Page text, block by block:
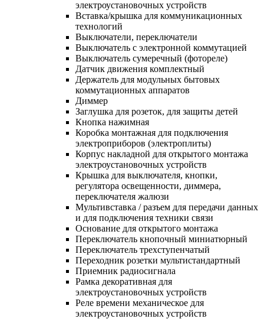
электроустановочных устройств
Вставка/крышка для коммуникационных
технологий
Выключатели, переключатели
Выключатель с электронной коммутацией
Выключатель сумеречный (фотореле)
Датчик движения комплектный
Держатель для модульных бытовых
коммутационных аппаратов
Диммер
Заглушка для розеток, для защиты детей
Кнопка нажимная
Коробка монтажная для подключения
электроприборов (электроплиты)
Корпус накладной для открытого монтажа
электроустановочных устройств
Крышка для выключателя, кнопки,
регулятора освещенности, диммера,
переключателя жалюзи
Мультивставка / разъем для передачи данных
и для подключения техники связи
Основание для открытого монтажа
Переключатель кнопочный миниатюрный
Переключатель трехступенчатый
Переходник розетки мультистандартный
Приемник радиосигнала
Рамка декоративная для
электроустановочных устройств
Реле времени механическое для
электроустановочных устройств